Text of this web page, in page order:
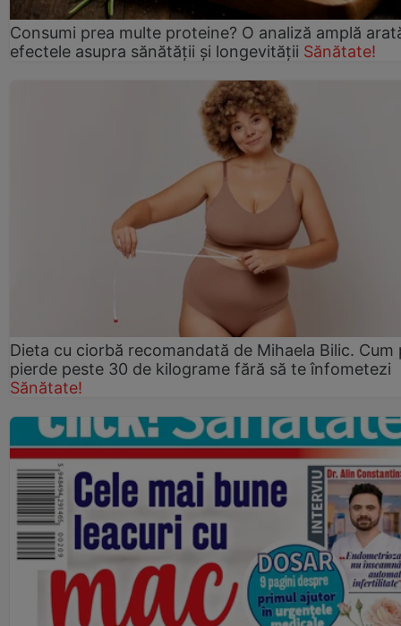
Consumi prea multe proteine? O analiză amplă
efectele asupra sănătății și longevității Sănătate!
Dieta cu ciorbă recomandată de Mihaela Bilic. Cum
pierde peste 30 de kilograme fără să te înfometezi
Sănătate!